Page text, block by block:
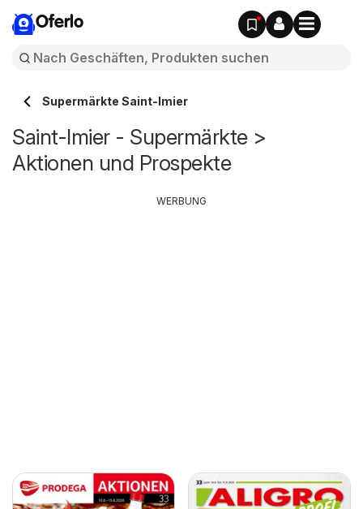
Oferlo
Supermärkte Saint-Imier
Saint-Imier - Supermärkte >
Aktionen und Prospekte
WERBUNG